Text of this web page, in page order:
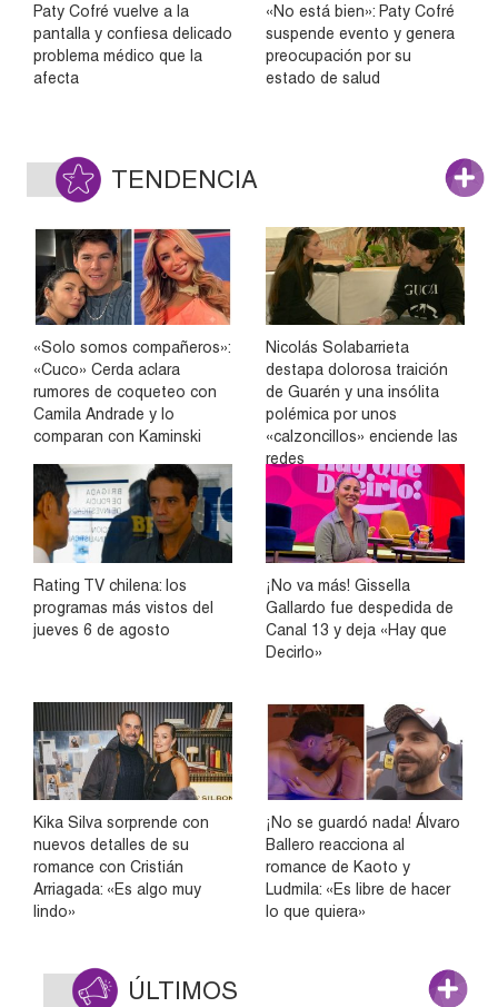
Paty Cofré vuelve a la
pantalla y confiesa delicado
problema médico que la
afecta
«No está bien»: Paty Cofré
suspende evento y genera
preocupación por su
estado de salud
TENDENCIA
«Solo somos compañeros»:
«Cuco» Cerda aclara
rumores de coqueteo con
Camila Andrade y lo
comparan con Kaminski
Nicolás Solabarrieta
destapa dolorosa traición
de Guarén y una insólita
polémica por unos
«calzoncillos» enciende las
redes
Rating TV chilena: los
programas más vistos del
jueves 6 de agosto
¡No va más! Gissella
Gallardo fue despedida de
Canal 13 y deja «Hay que
Decirlo»
Kika Silva sorprende con
nuevos detalles de su
romance con Cristián
Arriagada: «Es algo muy
lindo»
¡No se guardó nada! Álvaro
Ballero reacciona al
romance de Kaoto y
Ludmila: «Es libre de hacer
lo que quiera»
ÚLTIMOS